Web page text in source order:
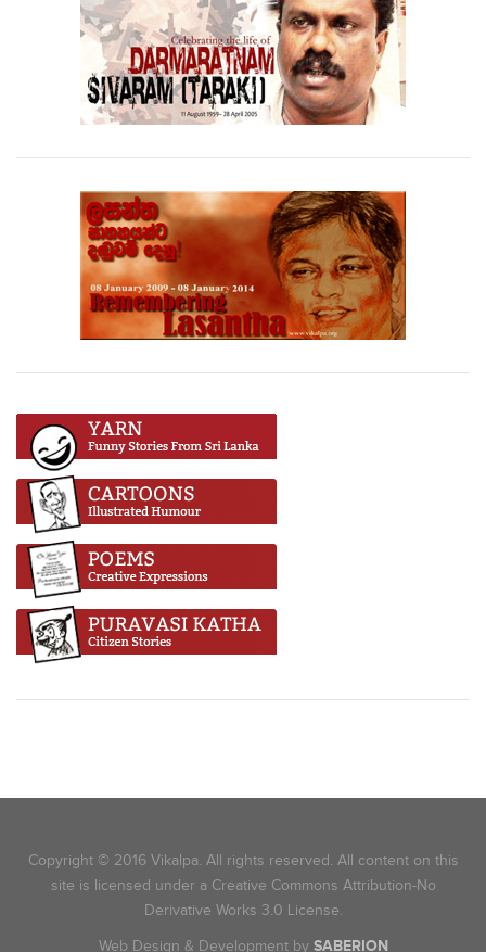
Copyright © 2016 Vikalpa. All rights reserved. All content on this
site is licensed under a Creative Commons Attribution-No
Derivative Works 3.0 License.
Web Design & Development by SABERION